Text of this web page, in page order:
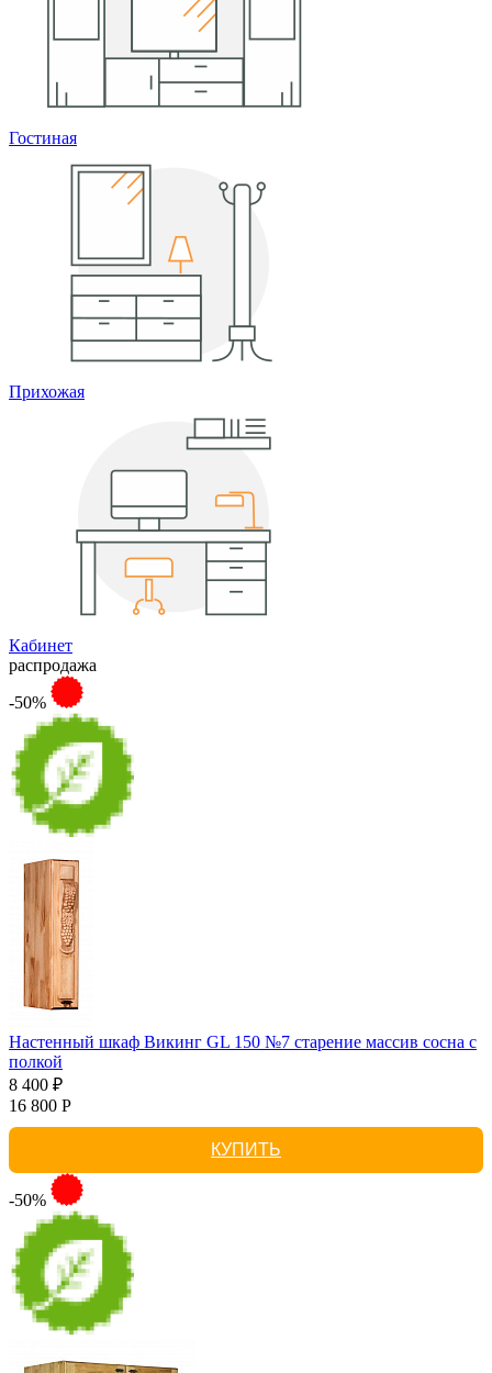
Гостиная
Прихожая
Кабинет
распродажа
-50%
Настенный шкаф Викинг GL 150 №7 старение массив сосна с
полкой
8 400 ₽
16 800 Р
КУПИТЬ
-50%